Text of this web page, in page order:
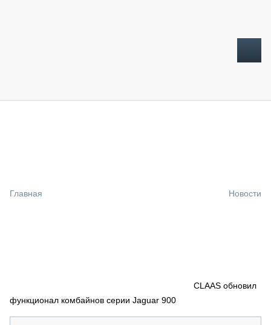
СПЕЦПРОЕКТЫ
Главная Новости
CLAAS обновил
функционал комбайнов серии Jaguar 900